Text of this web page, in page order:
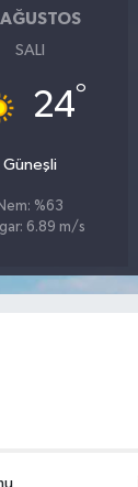
SALI
24°
Güneşli
%63
6.89 m/s